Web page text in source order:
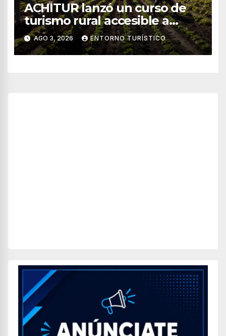
ACHITUR lanzó un curso de
turismo rural accesible a
través de WhatsApp
AGO 3, 2026 ENTORNO TURÍSTICO